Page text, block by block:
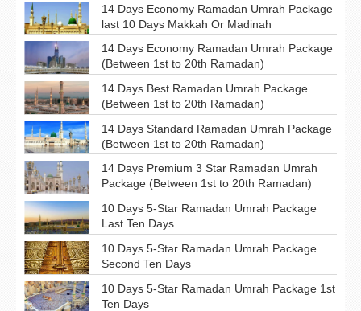
14 Days Economy Ramadan Umrah Package
last 10 Days Makkah Or Madinah
14 Days Economy Ramadan Umrah Package
(Between 1st to 20th Ramadan)
14 Days Best Ramadan Umrah Package
(Between 1st to 20th Ramadan)
14 Days Standard Ramadan Umrah Package
(Between 1st to 20th Ramadan)
14 Days Premium 3 Star Ramadan Umrah
Package (Between 1st to 20th Ramadan)
10 Days 5-Star Ramadan Umrah Package
Last Ten Days
10 Days 5-Star Ramadan Umrah Package
Second Ten Days
10 Days 5-Star Ramadan Umrah Package 1st
Ten Days